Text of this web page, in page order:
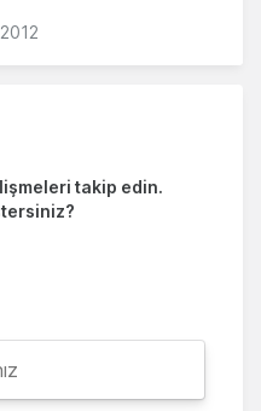
takip edin.